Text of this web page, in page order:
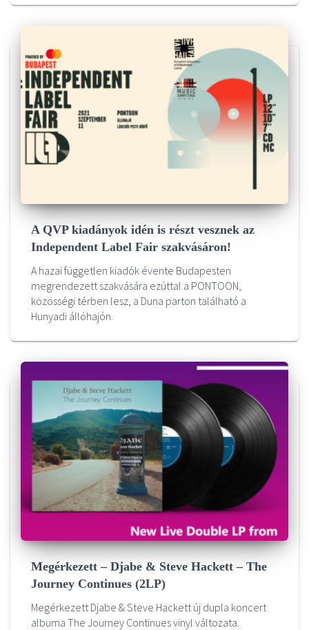
A QVP kiadányok idén is részt vesznek az
Independent Label Fair szakvásáron!
A hazai független kiadók évente Budapesten
megrendezett szakvására ezúttal a PONTOON,
közösségi térben lesz, a Duna parton található a
Hunyadi állóhajón.
Megérkezett – Djabe & Steve Hackett – The
Journey Continues (2LP)
Megérkezett Djabe & Steve Hackett új dupla koncert
albuma The Journey Continues vinyl változata.